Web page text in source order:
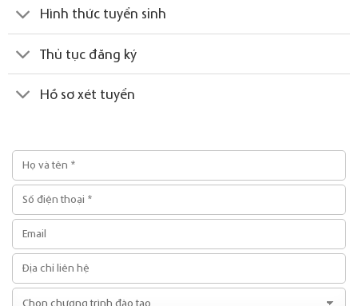
Hình thức tuyển sinh
Thủ tục đăng ký
Hồ sơ xét tuyển